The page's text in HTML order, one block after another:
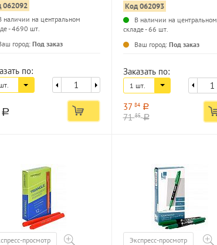
062092
наличии на центральном
- 4690 шт.
город:Под заказ
по:
a
Код 062093
В наличии на центральном
складе - 66 шт.
Ваш город: Под заказ
Заказать по:
1 шт.
37 84 a
7185 a
просмотр Экспресс-просмотр